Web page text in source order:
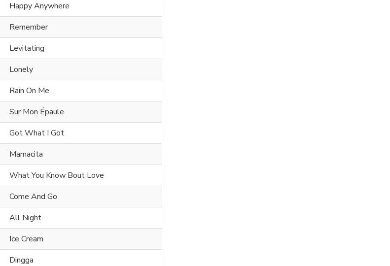
Happy Anywhere
Remember
Levitating
Lonely
Rain On Me
Sur Mon Épaule
Got What I Got
Mamacita
What You Know Bout Love
Come And Go
All Night
Ice Cream
Dingga